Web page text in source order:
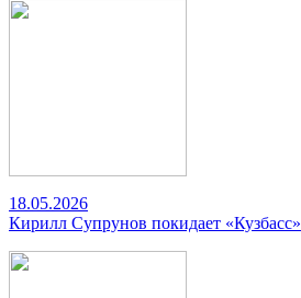
18.05.2026
Кирилл Супрунов покидает «Кузбасс»